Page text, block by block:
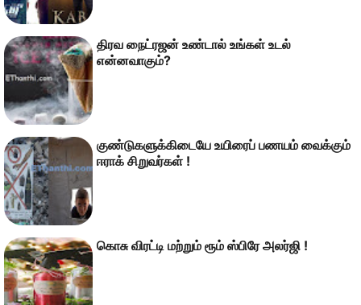
திரவ நைட்ரஜன் உண்டால் உங்கள் உடல்
என்னவாகும்?
குண்டுகளுக்கிடையே உயிரைப் பணயம் வைக்கும்
ஈராக் சிறுவர்கள் !
கொசு விரட்டி மற்றும் ரூம் ஸ்பிரே அலர்ஜி !